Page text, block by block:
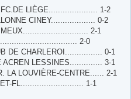
LIÈGE..................... 1-2
CINEY................... 0-2
2-1
2-0
DE CHARLEROI................ 0-1
ACREN LESSINES.............. 3-1
LA LOUVIÈRE-CENTRE...... 2-1
FL........................... 1-1